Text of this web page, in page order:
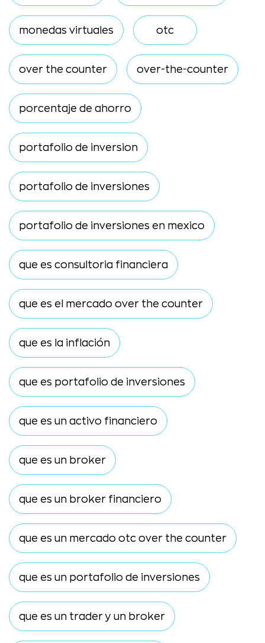
monedas virtuales otc
over the counter over-the-counter
porcentaje de ahorro
portafolio de inversion
portafolio de inversiones
portafolio de inversiones en mexico
que es consultoria financiera
que es el mercado over the counter
que es la inflación
que es portafolio de inversiones
que es un activo financiero
que es un broker
que es un broker financiero
que es un mercado otc over the counter
que es un portafolio de inversiones
que es un trader y un broker